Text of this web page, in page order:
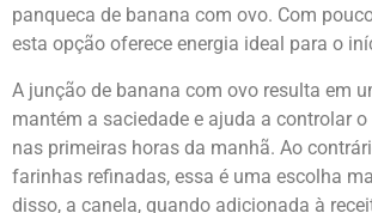
panqueca de banana com ovo. Com
esta opção oferece energia ideal para o
A junção de banana com ovo resulta em
mantém a saciedade e ajuda a controlar
nas primeiras horas da manhã. Ao
farinhas refinadas, essa é uma escolha
disso, a canela, quando adicionada à